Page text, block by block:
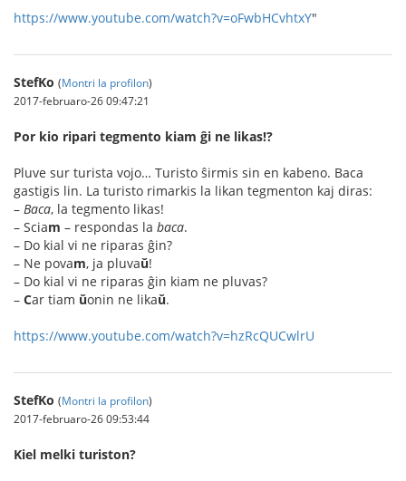
https://www.youtube.com/watch?v=oFwbHCvhtxY"
StefKo (Montri la profilon)
2017-februaro-26 09:47:21
Por kio ripari tegmento kiam ĝi ne likas!?
Pluve sur turista vojo… Turisto ŝirmis sin en kabeno. Baca
gastigis lin. La turisto rimarkis la likan tegmenton kaj diras:
– Baca, la tegmento likas!
– Sciam – respondas la baca.
– Do kial vi ne riparas ĝin?
– Ne povam, ja pluvaŭ!
– Do kial vi ne riparas ĝin kiam ne pluvas?
– Car tiam ŭonin ne likaŭ.
https://www.youtube.com/watch?v=hzRcQUCwlrU
StefKo (Montri la profilon)
2017-februaro-26 09:53:44
Kiel melki turiston?